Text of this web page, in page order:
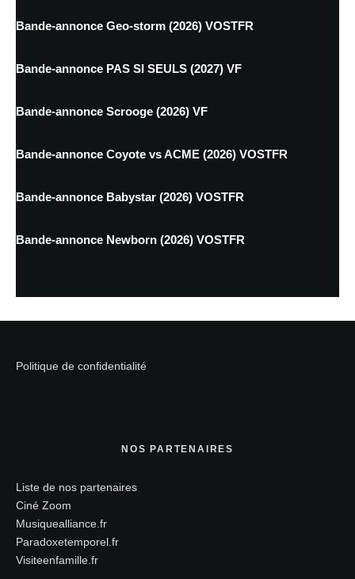
Bande-annonce Geo-storm (2026) VOSTFR
Bande-annonce PAS SI SEULS (2027) VF
Bande-annonce Scrooge (2026) VF
Bande-annonce Coyote vs ACME (2026) VOSTFR
Bande-annonce Babystar (2026) VOSTFR
Bande-annonce Newborn (2026) VOSTFR
Politique de confidentialité
NOS PARTENAIRES
Liste de nos partenaires
Ciné Zoom
Musiquealliance.fr
Paradoxetemporel.fr
Visiteenfamille.fr